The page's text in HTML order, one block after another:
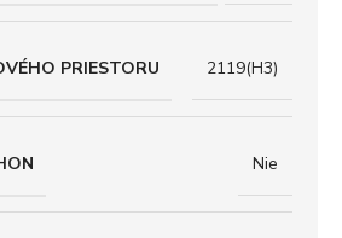
PRIESTORU 2119(H3)
Nie